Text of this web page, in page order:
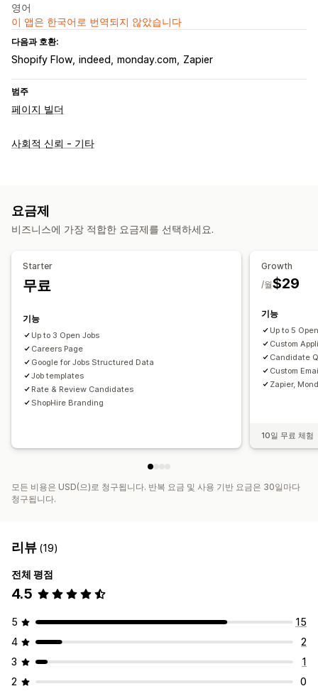
영어
이 앱은 한국어로 번역되지 않았습니다
다음과 호환:
Shopify Flow indeed monday.com Zapier
범주
페이지 빌더
사회적 신뢰 - 기타
요금제
비즈니스에 가장 적합한 요금제를 선택하세요.
Starter
무료
기능
Up to 3 Open Jobs
Careers Page
Google for Jobs Structured Data
Job templates
Rate & Review Candidates
ShopHire Branding
Growth
$29
/월
기능
Up to 5
Custom
Candidate
Custom
Zapier,
10일 무료 체험
모든 비용은 USD(으)로 청구됩니다. 반복 요금 및 사용 기반 요금은 30일마다
청구됩니다.
리뷰 (19)
전체 평점
4.5
5
15
4
2
3
1
2
0